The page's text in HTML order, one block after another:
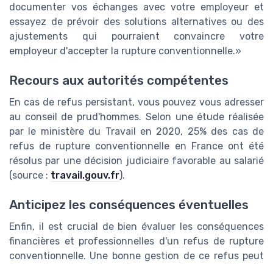
documenter vos échanges avec votre employeur et
essayez de prévoir des solutions alternatives ou des
ajustements qui pourraient convaincre votre
employeur d'accepter la rupture conventionnelle.
Recours aux autorités compétentes
En cas de refus persistant, vous pouvez vous adresser
au conseil de prud'hommes. Selon une étude réalisée
par le ministère du Travail en 2020, 25% des cas de
refus de rupture conventionnelle en France ont été
résolus par une décision judiciaire favorable au salarié
(source : travail.gouv.fr).
Anticipez les conséquences éventuelles
Enfin, il est crucial de bien évaluer les conséquences
financières et professionnelles d'un refus de rupture
conventionnelle. Une bonne gestion de ce refus peut